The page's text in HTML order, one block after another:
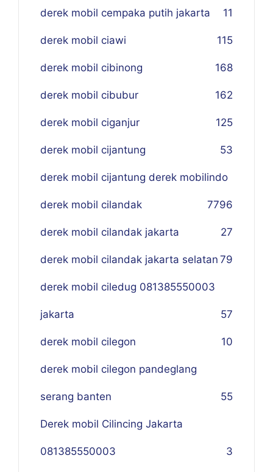
derek mobil cempaka putih jakarta 11
derek mobil ciawi 115
derek mobil cibinong 168
derek mobil cibubur 162
derek mobil ciganjur 125
derek mobil cijantung 53
derek mobil cijantung derek mobilindo
96
derek mobil cilandak 77
derek mobil cilandak jakarta 27
derek mobil cilandak jakarta selatan 79
derek mobil ciledug 081385550003
jakarta 57
derek mobil cilegon 10
derek mobil cilegon pandeglang
serang banten 55
Derek mobil Cilincing Jakarta
081385550003 3